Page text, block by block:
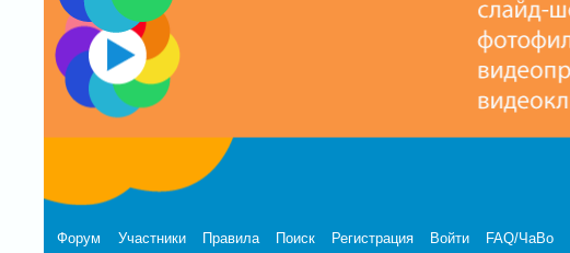
Форум Участники Правила Поиск Регистрация Войти FAQ/ЧаВо